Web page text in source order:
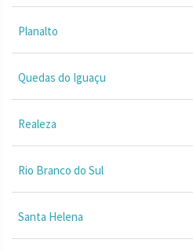
Planalto
Quedas do Iguaçu
Realeza
Rio Branco do Sul
Santa Helena